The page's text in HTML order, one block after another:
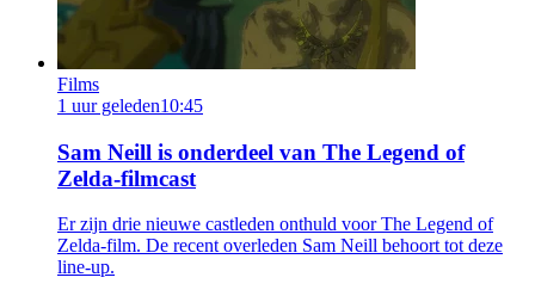
Films
1 uur geleden10:45
Sam Neill is onderdeel van The Legend of
Zelda-filmcast
Er zijn drie nieuwe castleden onthuld voor The Legend of
Zelda-film. De recent overleden Sam Neill behoort tot deze
line-up.